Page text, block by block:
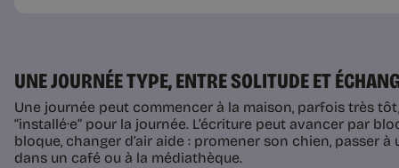
UNE JOURNÉE TYPE, ENTRE SOLITUDE ET
Une journée peut commencer à la maison, parfois très
“installé·e” pour la journée. L’écriture peut avancer par
bloque, changer d’air aide : promener son chien, passer
dans un café ou à la médiathèque.